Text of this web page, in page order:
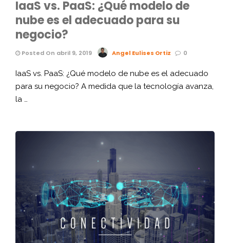
IaaS vs. PaaS: ¿Qué modelo de
nube es el adecuado para su
negocio?
Posted On abril 9, 2019 Angel Eulises Ortiz 0
IaaS vs. PaaS: ¿Qué modelo de nube es el adecuado
para su negocio? A medida que la tecnología avanza,
la …